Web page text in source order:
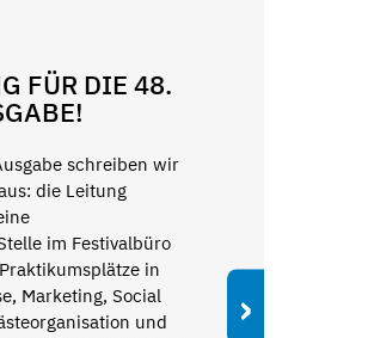
FÜR DIE 48.
schreiben wir
die Leitung
im Festivalbüro
in
Marketing, Social
und
›